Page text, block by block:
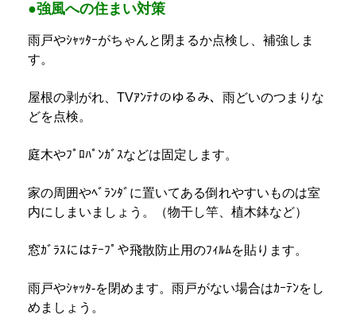
●強風への住まい対策
雨戸やｼｬｯﾀｰがちゃんと閉まるか点検し、補強しま
す。
屋根の剥がれ、TVｱﾝﾃﾅのゆるみ、雨どいのつまりな
どを点検。
庭木やﾌﾟﾛﾊﾟﾝｶﾞｽなどは固定します。
家の周囲やﾍﾞﾗﾝﾀﾞに置いてある倒れやすいものは室
内にしまいましょう。（物干し竿、植木鉢など）
窓ｶﾞﾗｽにはﾃｰﾌﾟや飛散防止用のﾌｨﾙﾑを貼ります。
雨戸やｼｬｯﾀ‐を閉めます。雨戸がない場合はｶｰﾃﾝをし
めましょう。